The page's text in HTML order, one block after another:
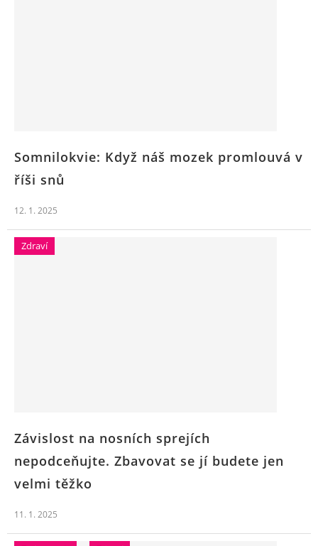
Somnilokvie: Když náš mozek promlouvá v
říši snů
12. 1. 2025
Zdraví
Závislost na nosních sprejích
nepodceňujte. Zbavovat se jí budete jen
velmi těžko
11. 1. 2025